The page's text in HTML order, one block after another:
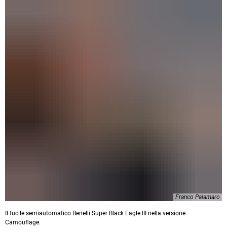
Franco Palamaro
Il fucile semiautomatico Benelli Super Black Eagle III nella versione
Camouflage.